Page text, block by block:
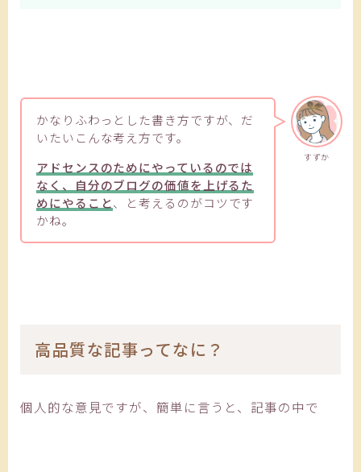
すずか
かなりふわっとした書き方ですが、だ
いたいこんな考え方です。
アドセンスのためにやっているのでは
なく、自分のブログの価値を上げるた
めにやること、と考えるのがコツです
かね。
高品質な記事ってなに？
個人的な意見ですが、簡単に言うと、記事の中で